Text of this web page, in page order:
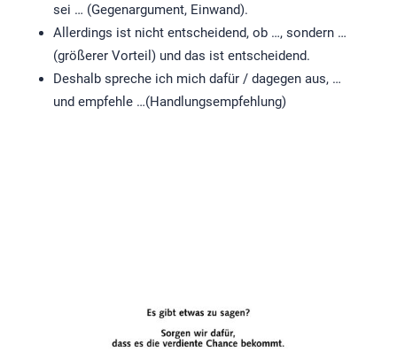
sei … (Gegenargument, Einwand).
Allerdings ist nicht entscheidend, ob …, sondern …
(größerer Vorteil) und das ist entscheidend.
Deshalb spreche ich mich dafür / dagegen aus, …
und empfehle …(Handlungsempfehlung)